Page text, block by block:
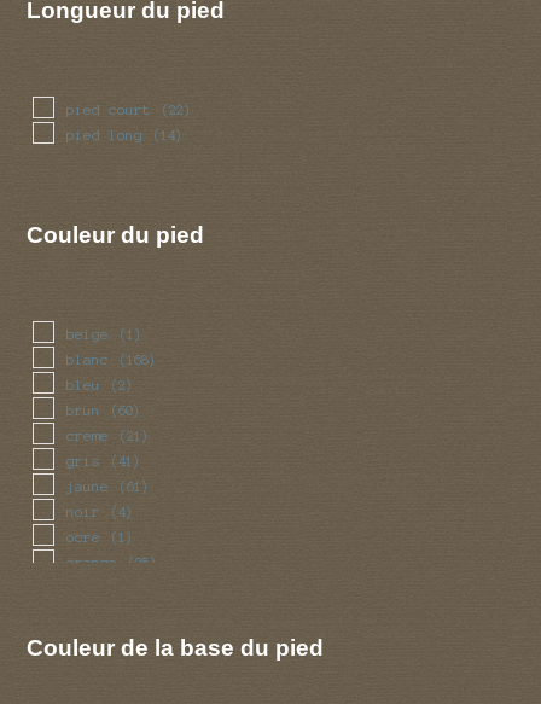
Longueur du pied
pied court (22)
pied long (14)
Couleur du pied
beige (1)
blanc (168)
bleu (2)
brun (60)
creme (21)
gris (41)
jaune (61)
noir (4)
ocre (1)
orange (25)
vert (6)
Couleur de la base du pied